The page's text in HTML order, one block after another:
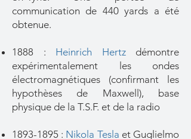
communication de 440 yards a été
obtenue.
1888 : Heinrich Hertzdémontre
expérimentalement les ondes
électromagnétiques (confirmant les
hypothèses de Maxwell), base
physique de la T.S.F. et de la radio
1893-1895 : Nikola Tesla et Guglielmo